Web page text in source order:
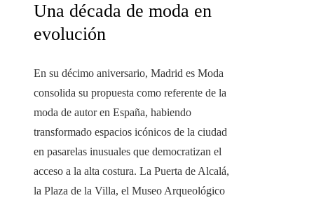
Una década de moda en
evolución
En su décimo aniversario, Madrid es Moda
consolida su propuesta como referente de la
moda de autor en España, habiendo
transformado espacios icónicos de la ciudad
en pasarelas inusuales que democratizan el
acceso a la alta costura. La Puerta de Alcalá,
la Plaza de la Villa, el Museo Arqueológico